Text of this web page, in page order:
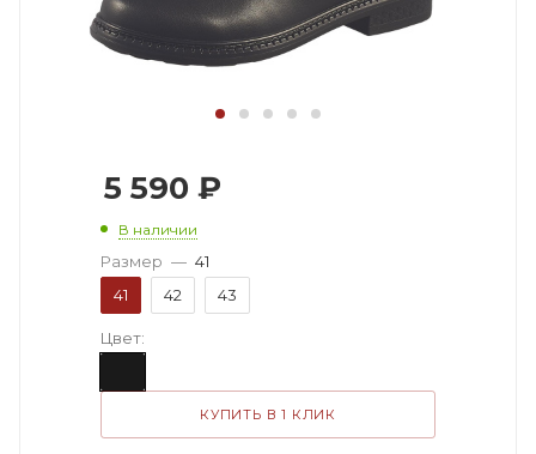
5 590 ₽
В наличии
Размер — 41
41
42 43
Цвет:
КУПИТЬ В 1 КЛИК